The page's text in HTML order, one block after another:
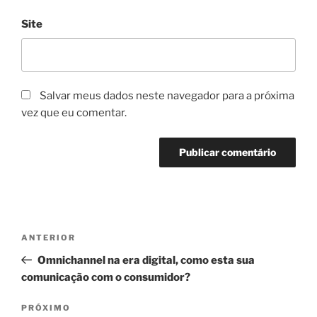
Site
Salvar meus dados neste navegador para a próxima
vez que eu comentar.
Post
Post
anterior
ANTERIOR
Omnichannel na era digital, como esta sua
comunicação com o consumidor?
Próximo
PRÓXIMO